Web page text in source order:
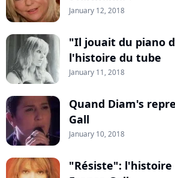
January 12, 2018
"Il jouait du piano
l'histoire du tube
January 11, 2018
Quand Diam's
Gall
January 10, 2018
"Résiste": l'histoire